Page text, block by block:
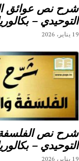
شرح نص عوائق
التوحيدي –
19 يناير، 2026
شرح نص
التوحيدي –
19 يناير، 2026